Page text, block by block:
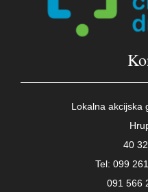
Lokalna akcijska
40
Tel: 099
091 566